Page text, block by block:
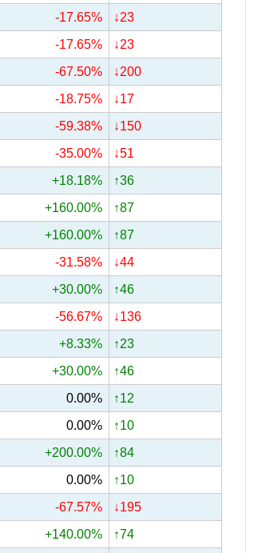
-17.65%
↓23
-17.65%
↓23
-67.50%
↓200
-18.75%
↓17
-59.38%
↓150
-35.00%
↓51
+18.18%
↑36
+160.00%
↑87
+160.00%
↑87
-31.58%
↓44
+30.00%
↑46
-56.67%
↓136
+8.33%
↑23
+30.00%
↑46
0.00%
↑12
0.00%
↑10
+200.00%
↑84
0.00%
↑10
-67.57%
↓195
+140.00%
↑74